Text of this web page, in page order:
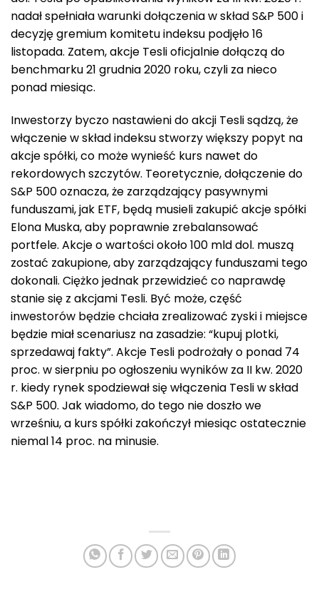
nadał spełniała warunki dołączenia w skład S&P 500 i
decyzję gremium komitetu indeksu podjęło 16
listopada. Zatem, akcje Tesli oficjalnie dołączą do
benchmarku 21 grudnia 2020 roku, czyli za nieco
ponad miesiąc.
Inwestorzy byczo nastawieni do akcji Tesli sądzą, że
włączenie w skład indeksu stworzy większy popyt na
akcje spółki, co może wynieść kurs nawet do
rekordowych szczytów. Teoretycznie, dołączenie do
S&P 500 oznacza, że zarządzający pasywnymi
funduszami, jak ETF, będą musieli zakupić akcje spółki
Elona Muska, aby poprawnie zrebalansować
portfele. Akcje o wartości około 100 mld dol. muszą
zostać zakupione, aby zarządzający funduszami tego
dokonali. Ciężko jednak przewidzieć co naprawdę
stanie się z akcjami Tesli. Być może, część
inwestorów będzie chciała zrealizować zyski i miejsce
będzie miał scenariusz na zasadzie: “kupuj plotki,
sprzedawaj fakty”. Akcje Tesli podrożały o ponad 74
proc. w sierpniu po ogłoszeniu wyników za II kw. 2020
r. kiedy rynek spodziewał się włączenia Tesli w skład
S&P 500. Jak wiadomo, do tego nie doszło we
wrześniu, a kurs spółki zakończył miesiąc ostatecznie
niemal 14 proc. na minusie.